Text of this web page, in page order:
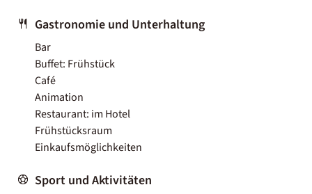
Gastronomie und Unterhaltung
Bar
Buffet: Frühstück
Café
Animation
Restaurant: im Hotel
Frühstücksraum
Einkaufsmöglichkeiten
Sport und Aktivitäten